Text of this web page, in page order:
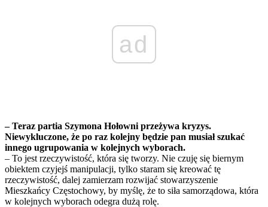
ad
– Teraz partia Szymona Hołowni przeżywa kryzys.
Niewykluczone, że po raz kolejny będzie pan musiał szukać
innego ugrupowania w kolejnych wyborach.
– To jest rzeczywistość, która się tworzy. Nie czuję się biernym
obiektem czyjejś manipulacji, tylko staram się kreować tę
rzeczywistość, dalej zamierzam rozwijać stowarzyszenie
Mieszkańcy Częstochowy, by myślę, że to siła samorządowa, która
w kolejnych wyborach odegra dużą rolę.